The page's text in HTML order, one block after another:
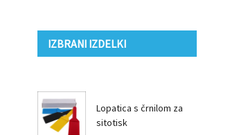
IZBRANI IZDELKI
Lopatica s črnilom za
sitotisk